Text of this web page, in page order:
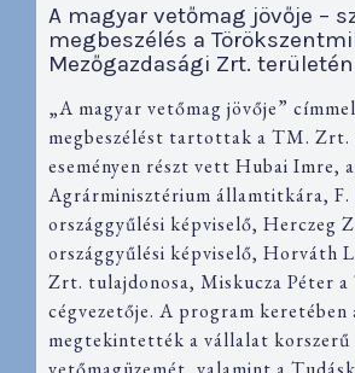
A magyar vetőmag jövője –
megbeszélés a
Mezőgazdasági Zrt. területén
„A magyar vetőmag jövője”
megbeszélést tartottak a TM.
eseményen részt vett Hubai Imre,
Agrárminisztérium államtitkára, F.
országgyűlési képviselő, Herczeg
országgyűlési képviselő, Horváth
Zrt. tulajdonosa, Miskucza Péter
cégvezetője. A program keretében
megtekintették a vállalat korszerű